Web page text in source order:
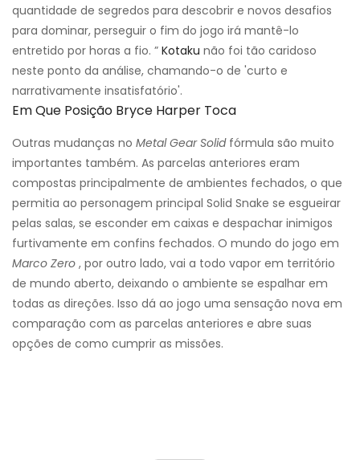
quantidade de segredos para descobrir e novos desafios
para dominar, perseguir o fim do jogo irá mantê-lo
entretido por horas a fio. ” Kotaku não foi tão caridoso
neste ponto da análise, chamando-o de 'curto e
narrativamente insatisfatório'.
Em Que Posição Bryce Harper Toca
Outras mudanças no Metal Gear Solidfórmula são muito
importantes também. As parcelas anteriores eram
compostas principalmente de ambientes fechados, o que
permitia ao personagem principal Solid Snake se esgueirar
pelas salas, se esconder em caixas e despachar inimigos
furtivamente em confins fechados. O mundo do jogo em
Marco Zero , por outro lado, vai a todo vapor em território
de mundo aberto, deixando o ambiente se espalhar em
todas as direções. Isso dá ao jogo uma sensação nova em
comparação com as parcelas anteriores e abre suas
opções de como cumprir as missões.